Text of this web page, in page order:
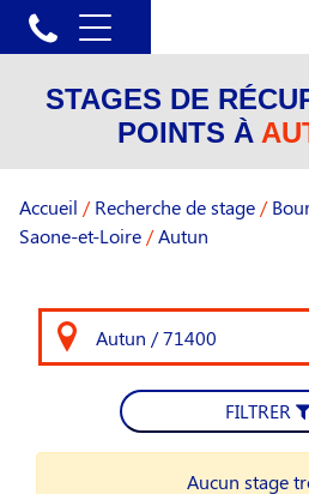
STAGES DE
POINTS À
Accueil / Recherche de stage /
Saone-et-Loire /Autun
FILTRER
Aucun stage